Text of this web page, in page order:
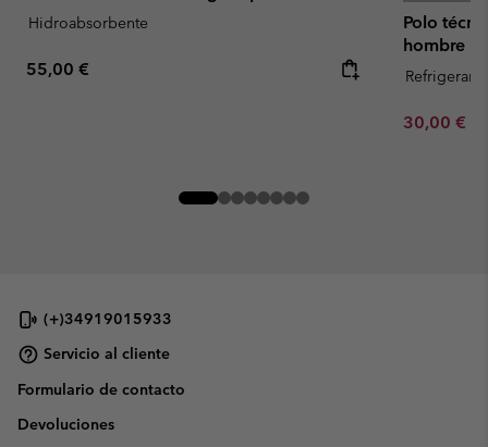
Hidroabsorbente
Regular price:
55,00 €
Polo
hombre
Minimum
30,00 €
(+)34919015933
Servicio al cliente
Formulario de contacto
Devoluciones